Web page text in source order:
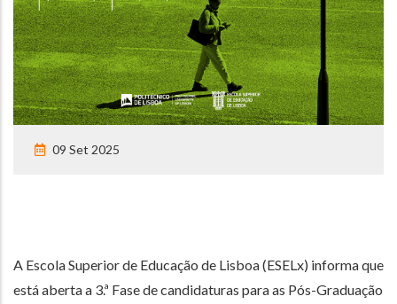
09 Set 2025
A Escola Superior de Educação de Lisboa (ESELx) informa que
está aberta a 3.ª Fase de candidaturas para as Pós-Graduação